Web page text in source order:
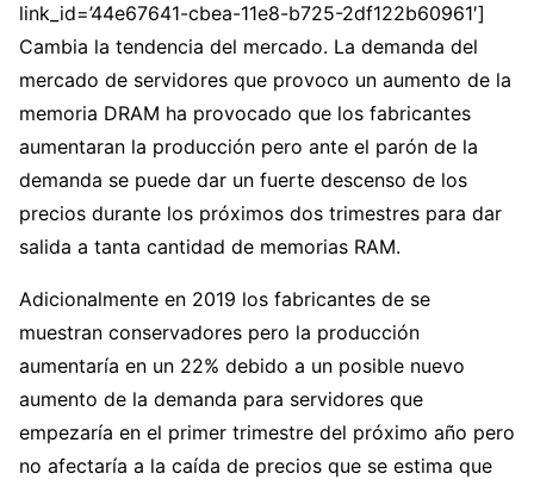
link_id=’44e67641-cbea-11e8-b725-2df122b60961′]
Cambia la tendencia del mercado. La demanda del
mercado de servidores que provoco un aumento de la
memoria DRAM ha provocado que los fabricantes
aumentaran la producción pero ante el parón de la
demanda se puede dar un fuerte descenso de los
precios durante los próximos dos trimestres para dar
salida a tanta cantidad de memorias RAM.
Adicionalmente en 2019 los fabricantes de se
muestran conservadores pero la producción
aumentaría en un 22% debido a un posible nuevo
aumento de la demanda para servidores que
empezaría en el primer trimestre del próximo año pero
no afectaría a la caída de precios que se estima que